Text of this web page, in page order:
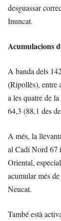
desguassar
Inuncat.
Acumulacions
A banda dels
(Ripollès), entre
a les quatre de
64,3 (88,1 des
A més, la
al Cadí Nord 67
Oriental,
acumular més
Neucat.
També està